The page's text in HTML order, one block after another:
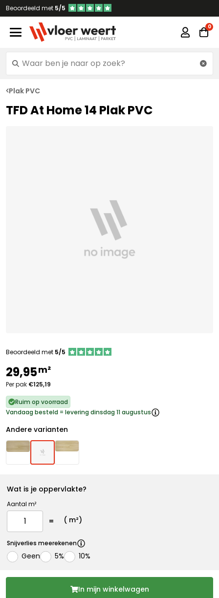
Beoordeeld met 5/5
Plak PVC
TFD At Home 14 Plak PVC
Beoordeeld met 5/5
29,95m²
Per pak €125,19
Ruim op voorraad
Vandaag besteld = levering dinsdag 11 augustus
Andere varianten
Wat is je oppervlakte?
Aantal m²
( m²)
Snijverlies meerekenen
Geen 5% 10%
In mijn winkelwagen